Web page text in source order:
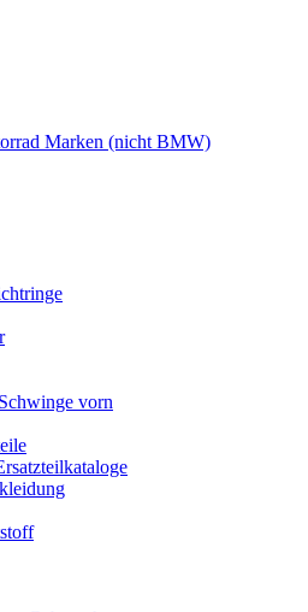
Marken (nicht BMW)
vorn